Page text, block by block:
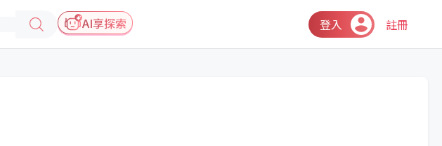
AI享探索 登入 註冊